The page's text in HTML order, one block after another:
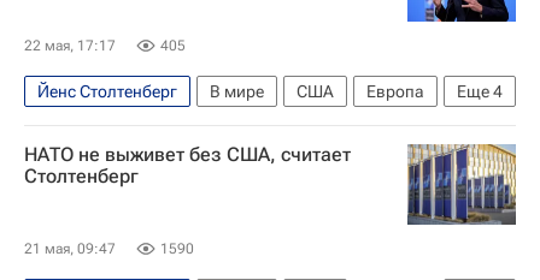
22 мая, 17:17 405
Еще4
Йенс Столтенберг В мире США
Европа
Марк Рютте
Евросоюз
Норвегия
НАТО
НАТО не выживет без США, считает
Столтенберг
21 мая, 09:47 1590